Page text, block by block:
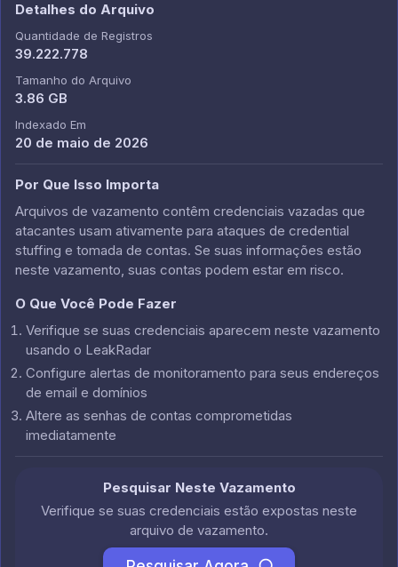
Detalhes do Arquivo
Quantidade de Registros
39.222.778
Tamanho do Arquivo
3.86 GB
Indexado Em
20 de maio de 2026
Por Que Isso Importa
Arquivos de vazamento contêm credenciais vazadas que
atacantes usam ativamente para ataques de credential
stuffing e tomada de contas. Se suas informações estão
neste vazamento, suas contas podem estar em risco.
O Que Você Pode Fazer
Verifique se suas credenciais aparecem neste vazamento
usando o LeakRadar
Configure alertas de monitoramento para seus endereços
de email e domínios
Altere as senhas de contas comprometidas
imediatamente
Pesquisar Neste Vazamento
Verifique se suas credenciais estão expostas neste
arquivo de vazamento.